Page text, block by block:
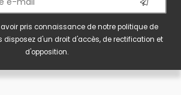
pris connaissance de notrepolitique de
disposez d'un droit d'accès, de rectification et
d'opposition.